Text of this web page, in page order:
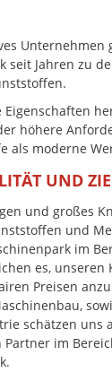
Unternehmen
seit Jahren zu
Eigenschaften
höhere
als moderne
UND
und großes
und
im
es, unseren
Preisen
schätzen uns
im